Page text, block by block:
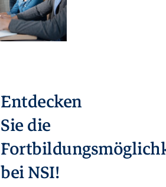
Entdecken
Sie die
bei NSI!